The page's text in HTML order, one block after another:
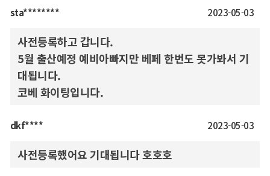
sta******** 2023-05-03
사전등록하고 갑니다.
5월 출산예정 예비아빠지만 베페 한번도 못가봐서 기
대됩니다.
코베 화이팅입니다.
dkf**** 2023-05-03
사전등록했어요 기대됩니다 호호호